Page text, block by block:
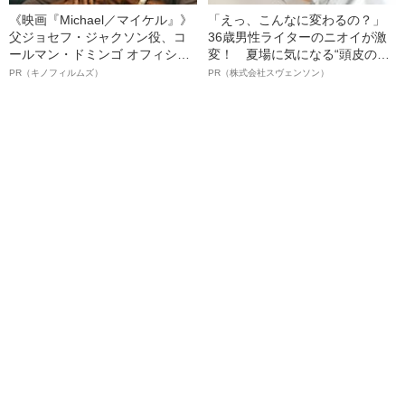
《映画『Michael／マイケル』》
父ジョセフ・ジャクソン役、コ
ールマン・ドミンゴ オフィシャ
ルインタビュー“観客を魅了した
PR（キノフィルムズ）
「えっ、こんなに変わるの？」
36歳男性ライターのニオイが激
変！ 夏場に気になる“頭皮のニ
オイ”や“ベタつき”を解消す
PR（株式会社スヴェンソン）